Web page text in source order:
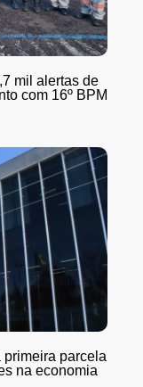
mil alertas de
com 16º BPM
primeira parcela
na economia